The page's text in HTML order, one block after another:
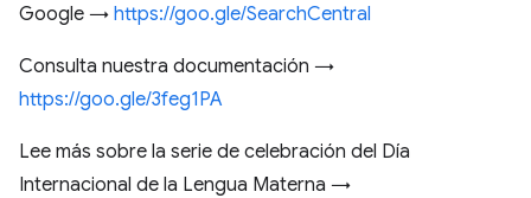
Google → https://goo.gle/SearchCentral
Consulta nuestra documentación →
https://goo.gle/3feg1PA
Lee más sobre la serie de celebración del Día
Internacional de la Lengua Materna →